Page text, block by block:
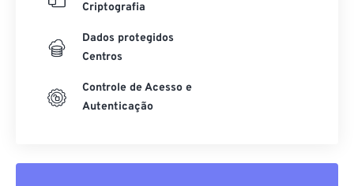
Criptografia
Dados protegidos
Centros
Controle de Acesso e
Autenticação